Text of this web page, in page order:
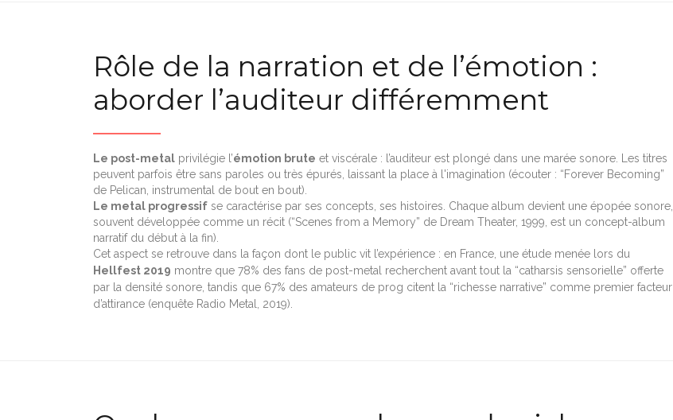
Rôle de la narration et de l’émotion :
aborder l’auditeur différemment
Le post-metal privilégie l’émotion brute et viscérale : l’auditeur est plongé dans une marée sonore. Les titres
peuvent parfois être sans paroles ou très épurés, laissant la place à l'imagination (écouter : “Forever Becoming”
de Pelican, instrumental de bout en bout).
Le metal progressif se caractérise par ses concepts, ses histoires. Chaque album devient une épopée sonore,
souvent développée comme un récit (“Scenes from a Memory” de Dream Theater, 1999, est un concept-album
narratif du début à la fin).
Cet aspect se retrouve dans la façon dont le public vit l’expérience : en France, une étude menée lors du
Hellfest 2019 montre que 78% des fans de post-metal recherchent avant tout la “catharsis sensorielle” offerte
par la densité sonore, tandis que 67% des amateurs de prog citent la “richesse narrative” comme premier facteur
d’attirance (enquête Radio Metal, 2019).